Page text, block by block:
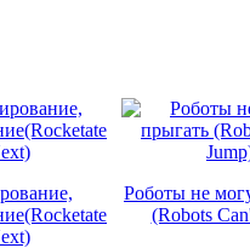
Роботы не
(Robots